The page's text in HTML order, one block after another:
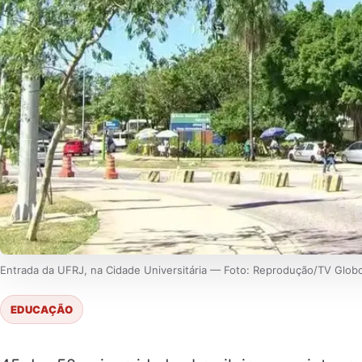
Entrada da UFRJ, na Cidade Universitária — Foto: Reprodução/TV
EDUCAÇÃO